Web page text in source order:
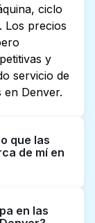
ciclo
Los precios
y
servicio de
en Denver.
que las
de mí en
tiempo
en las